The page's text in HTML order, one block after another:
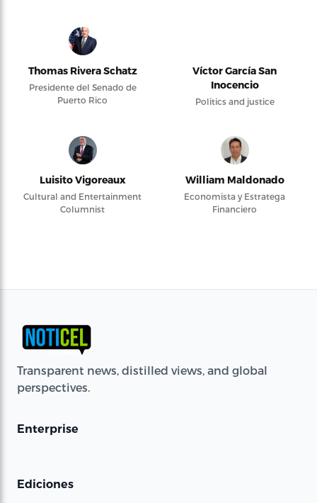
Thomas Rivera Schatz
Presidente del Senado de
Puerto Rico
Víctor García San
Inocencio
Politics and justice
Luisito Vigoreaux
Cultural and Entertainment
Columnist
William Maldonado
Economista y Estratega
Financiero
Transparent news, distilled views, and global
perspectives.
Enterprise
Ediciones